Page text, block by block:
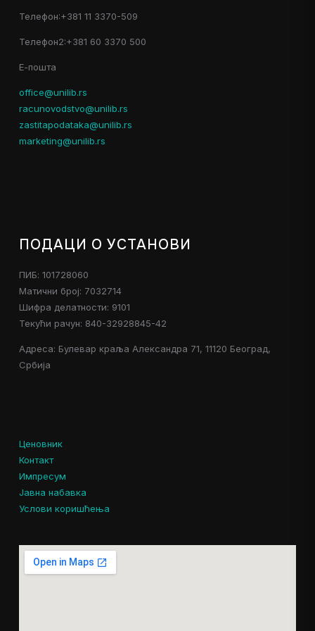
Телефон:+381 11 3370-509
Телефон2:+381 60 3370 500
Е-пошта
office@unilib.rs
racunovodstvo@unilib.rs
zastitapodataka@unilib.rs
marketing@unilib.rs
ПОДАЦИ О УСТАНОВИ
ПИБ: 101728060
Матични број: 7032714
Шифра делатности: 9101
Текући рачун: 840-32928845-42
Адреса: Булевар краља Александра 71, 11120 Београд,
Србија
Ценовник
Контакт
Импресум
Јавна набавка
Услови коришћења